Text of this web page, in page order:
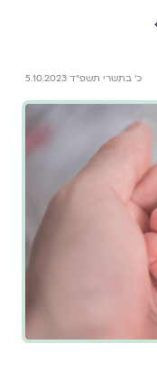
כ׳ בתשרי תשפ״ד 5.10.2023